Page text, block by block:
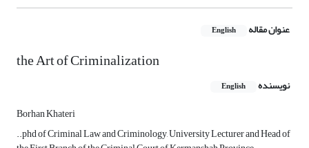
عنوان مقاله English
the Art of Criminalization
نویسنده English
Borhan Khateri
..phd of Criminal Law and Criminology, University Lecturer and Head of